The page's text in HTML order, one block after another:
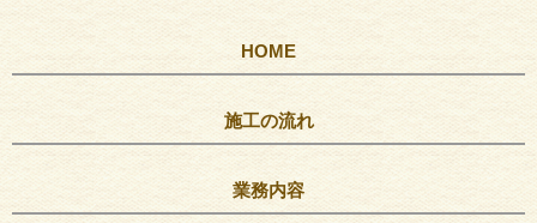
HOME
施工の流れ
業務内容